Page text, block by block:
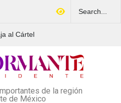
al Cártel
esquema Ponzi con
4 mil afectados
de la región
de México